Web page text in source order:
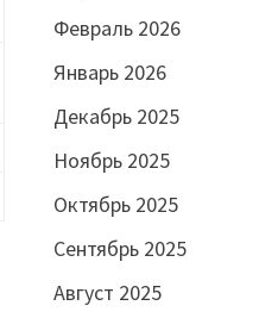
Февраль 2026
Январь 2026
Декабрь 2025
Ноябрь 2025
Октябрь 2025
Сентябрь 2025
Август 2025